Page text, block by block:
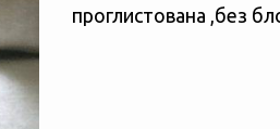
проглистована ,без